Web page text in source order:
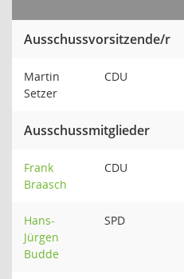
Ausschussvorsitzende/r
Martin
Setzer
CDU
Ausschussmitglieder
Frank
Braasch
CDU
Hans-
Jürgen
Budde
SPD